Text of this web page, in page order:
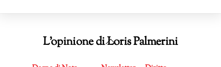
Back
L'opinione di Loris Palmerini